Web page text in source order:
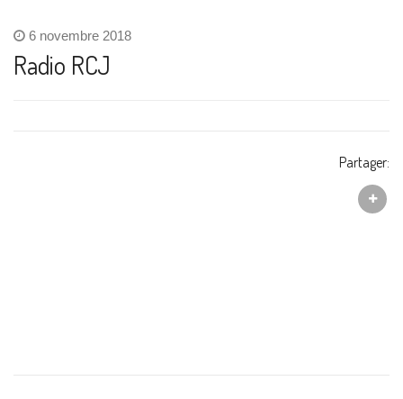
6 novembre 2018
Radio RCJ
Partager: